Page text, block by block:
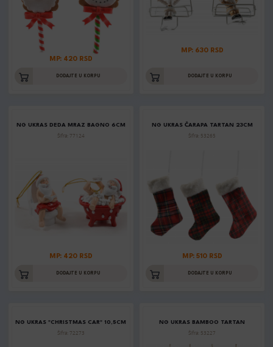
MP: 420 RSD
DODAJTE U KORPU
MP: 630 RSD
DODAJTE U KORPU
NG UKRAS DEDA MRAZ BAGNO 6CM
Šifra: 77124
MP: 420 RSD
DODAJTE U KORPU
NG UKRAS ČARAPA TARTAN 23CM
Šifra: 53265
MP: 510 RSD
DODAJTE U KORPU
NG UKRAS "CHRISTMAS CAR" 10,5CM
Šifra: 72273
NG UKRAS BAMBOO TARTAN
Šifra: 53227